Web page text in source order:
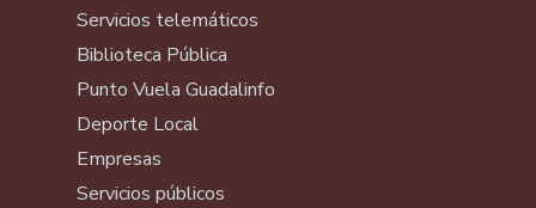
Servicios telemáticos
Biblioteca Pública
Punto Vuela Guadalinfo
Deporte Local
Empresas
Servicios públicos